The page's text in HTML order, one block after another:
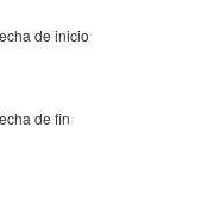
de inicio
de fin